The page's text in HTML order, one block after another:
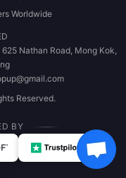
Worldwide
Nathan Road, Mong Kok,
Reserved.
BY